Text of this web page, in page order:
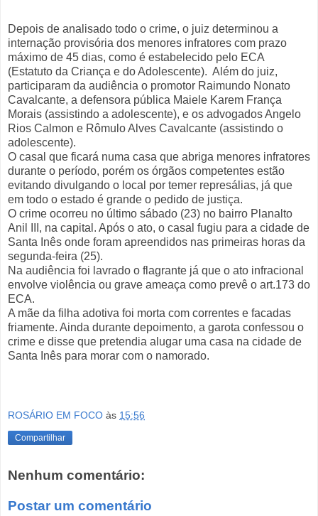
Depois de analisado todo o crime, o juiz determinou a
internação provisória dos menores infratores com prazo
máximo de 45 dias, como é estabelecido pelo ECA
(Estatuto da Criança e do Adolescente). Além do juiz,
participaram da audiência o promotor Raimundo Nonato
Cavalcante, a defensora pública Maiele Karem França
Morais (assistindo a adolescente), e os advogados Angelo
Rios Calmon e Rômulo Alves Cavalcante (assistindo o
adolescente).
O casal que ficará numa casa que abriga menores infratores
durante o período, porém os órgãos competentes estão
evitando divulgando o local por temer represálias, já que
em todo o estado é grande o pedido de justiça.
O crime ocorreu no último sábado (23) no bairro Planalto
Anil III, na capital. Após o ato, o casal fugiu para a cidade de
Santa Inês onde foram apreendidos nas primeiras horas da
segunda-feira (25).
Na audiência foi lavrado o flagrante já que o ato infracional
envolve violência ou grave ameaça como prevê o art.173 do
ECA.
A mãe da filha adotiva foi morta com correntes e facadas
friamente. Ainda durante depoimento, a garota confessou o
crime e disse que pretendia alugar uma casa na cidade de
Santa Inês para morar com o namorado.
ROSÁRIO EM FOCO às 15:56
Compartilhar
Nenhum comentário:
Postar um comentário